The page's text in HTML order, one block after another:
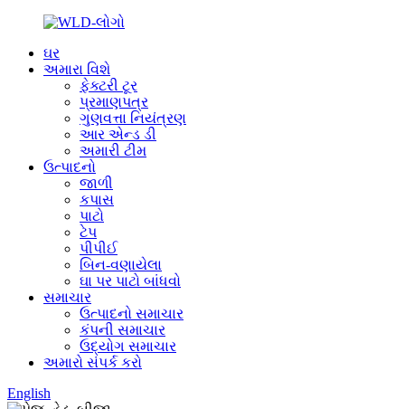
ઘર
અમારા વિશે
ફેક્ટરી ટૂર
પ્રમાણપત્ર
ગુણવત્તા નિયંત્રણ
આર એન્ડ ડી
અમારી ટીમ
ઉત્પાદનો
જાળી
કપાસ
પાટો
ટેપ
પીપીઈ
બિન-વણાયેલા
ઘા પર પાટો બાંધવો
સમાચાર
ઉત્પાદનો સમાચાર
કંપની સમાચાર
ઉદ્યોગ સમાચાર
અમારો સંપર્ક કરો
English